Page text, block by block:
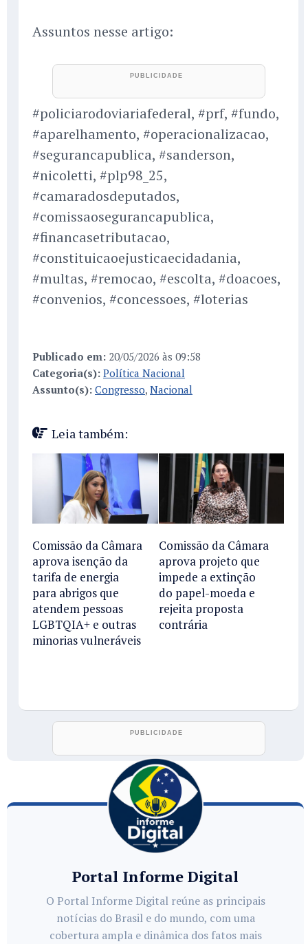
Assuntos nesse artigo:
#policiarodoviariafederal, #prf, #fundo,
#aparelhamento, #operacionalizacao,
#segurancapublica, #sanderson,
#nicoletti, #plp98_25,
#camaradosdeputados,
#comissaosegurancapublica,
#financasetributacao,
#constituicaoejusticaecidadania,
#multas, #remocao, #escolta, #doacoes,
#convenios, #concessoes, #loterias
Publicado em: 20/05/2026 às 09:58
Categoria(s): Política Nacional
Assunto(s): Congresso, Nacional
Leia também:
Comissão da Câmara
aprova isenção da
tarifa de energia
para abrigos que
atendem pessoas
LGBTQIA+ e outras
minorias vulneráveis
Comissão da Câmara
aprova projeto que
impede a extinção
do papel-moeda e
rejeita proposta
contrária
Portal Informe Digital
O Portal Informe Digital reúne as principais
notícias do Brasil e do mundo, com uma
cobertura ampla e dinâmica dos fatos mais